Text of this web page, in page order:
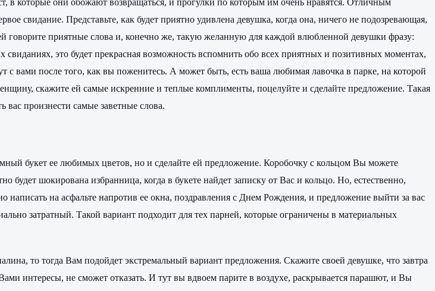
свидание. Представьте, как будет приятно удивлена девушка, когда она, ничего не подозревающая,
приятные слова и, конечно же, такую желанную для каждой влюбленной девушки фразу:
это будет прекрасная возможность вспомнить обо всех приятных и позитивных моментах,
с вами после того, как вы поженитесь. А может быть, есть ваша любимая лавочка в парке, на которой
скажите ей самые искренние и теплые комплименты, поцелуйте и сделайте предложение. Такая
вас произнести самые заветные слова.
букет ее любимых цветов, но и сделайте ей предложение. Коробочку с кольцом Вы можете
будет шокирована избранница, когда в букете найдет записку от Вас и кольцо. Но, естественно,
на асфальте напротив ее окна, поздравления с Днем Рождения, и предложение выйти за вас
затратный. Такой вариант подходит для тех парней, которые ограничены в материальных
то тогда Вам подойдет экстремальный вариант предложения. Скажите своей девушке, что завтра
интересы, не сможет отказать. И тут вы вдвоем парите в воздухе, раскрывается парашют, и Вы